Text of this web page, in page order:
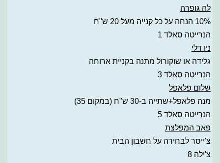
לה גופרה
10% הנחה על כל קנייה מעל 20 ש"ח
הנרייטה סאלד 1
ניו דלי
גלידה או שוקורול מתנה בקניית ארוחה
הנרייטה סאלד 3
שלום פלאפל
מנה פלאפל+שתייה ב-30 ש"ח (במקום 35)
הנרייטה סאלד 5
פאב המפלצת
צ'ייסר לבחירה על חשבון הבית
צ'ילה 8